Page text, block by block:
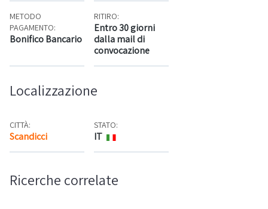
METODO
PAGAMENTO:
Bonifico Bancario
RITIRO:
Entro 30 giorni
dalla mail di
convocazione
Localizzazione
CITTÀ:
Scandicci Mappa
STATO:
IT
Ricerche correlate